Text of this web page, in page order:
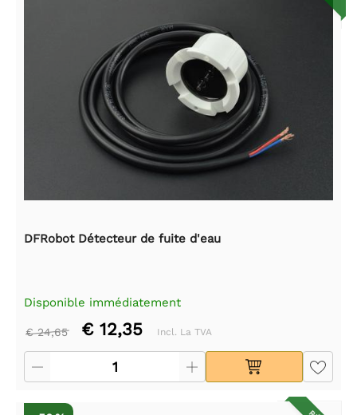
DFRobot Détecteur de fuite d'eau
Disponible immédiatement
€ 24,65 € 12,35 Incl. La TVA